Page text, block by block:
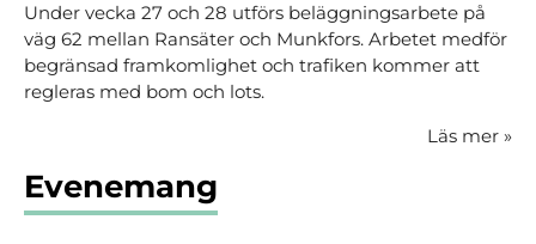
Under vecka 27 och 28 utförs beläggningsarbete på
väg 62 mellan Ransäter och Munkfors. Arbetet medför
begränsad framkomlighet och trafiken kommer att
regleras med bom och lots.
Läs mer »
Evenemang